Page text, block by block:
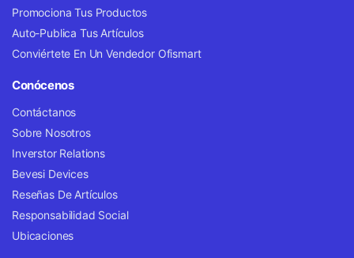
Promociona Tus Productos
Auto-Publica Tus Artículos
Conviértete En Un Vendedor Ofismart
Conócenos
Contáctanos
Sobre Nosotros
Inverstor Relations
Bevesi Devices
Reseñas De Artículos
Responsabilidad Social
Ubicaciones